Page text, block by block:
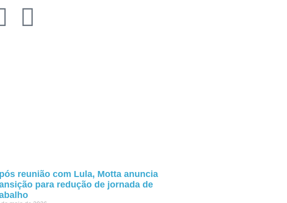
reunião com Lula, Motta anuncia
para redução de jornada de